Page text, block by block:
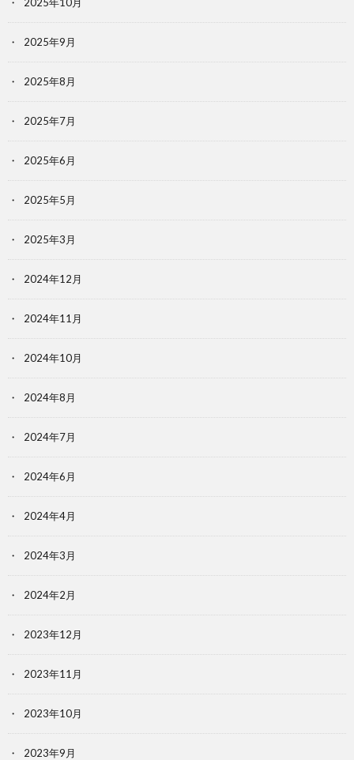
2025年9月
2025年8月
2025年7月
2025年6月
2025年5月
2025年3月
2024年12月
2024年11月
2024年10月
2024年8月
2024年7月
2024年6月
2024年4月
2024年3月
2024年2月
2023年12月
2023年11月
2023年10月
2023年9月